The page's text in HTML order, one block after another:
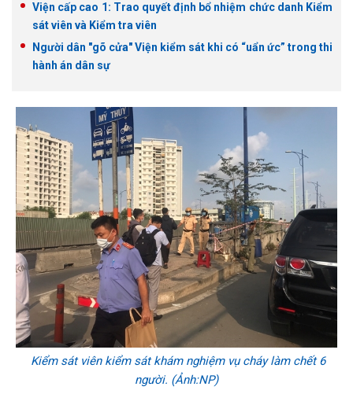
Viện cấp cao 1: Trao quyết định bổ nhiệm chức danh Kiểm
sát viên và Kiểm tra viên
Người dân "gõ cửa" Viện kiểm sát khi có “uẩn ức” trong thi
hành án dân sự
Kiểm sát viên kiểm sát khám nghiệm vụ cháy làm chết 6
người. (Ảnh:NP)